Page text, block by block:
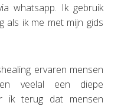
whatsapp. Ik gebruik
als ik me met mijn gids
ervaren mensen
veelal een diepe
ik terug dat mensen